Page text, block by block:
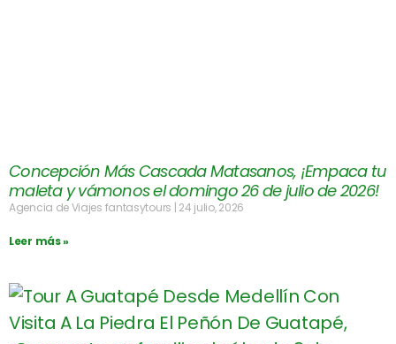
Concepción Más Cascada Matasanos, ¡Empaca tu
maleta y vámonos el domingo 26 de julio de 2026!
Agencia de Viajes fantasytours 24 julio, 2026
Leer más »